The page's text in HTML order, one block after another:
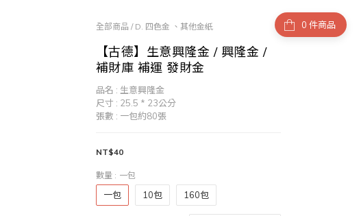
件商品
全部商品 / D. 四色金 、其他金紙
【古德】生意興隆金 / 興隆金 /
補財庫 補運 發財金
品名 : 生意興隆金
尺寸 : 25.5 * 23公分
張數 : 一包約80張
NT$40
數量 : 一包
一包 10包 160包